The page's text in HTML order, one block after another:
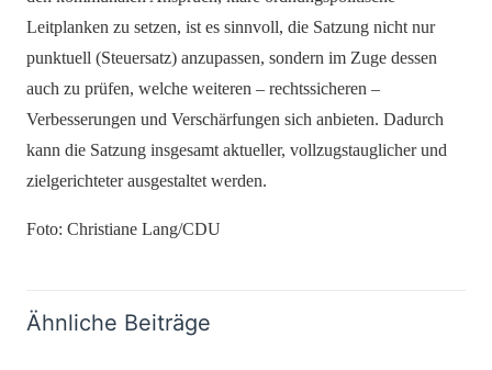
Leitplanken zu setzen, ist es sinnvoll, die Satzung nicht nur
punktuell (Steuersatz) anzupassen, sondern im Zuge dessen
auch zu prüfen, welche weiteren – rechtssicheren –
Verbesserungen und Verschärfungen sich anbieten. Dadurch
kann die Satzung insgesamt aktueller, vollzugstauglicher und
zielgerichteter ausgestaltet werden.
Foto: Christiane Lang/CDU
Ähnliche Beiträge